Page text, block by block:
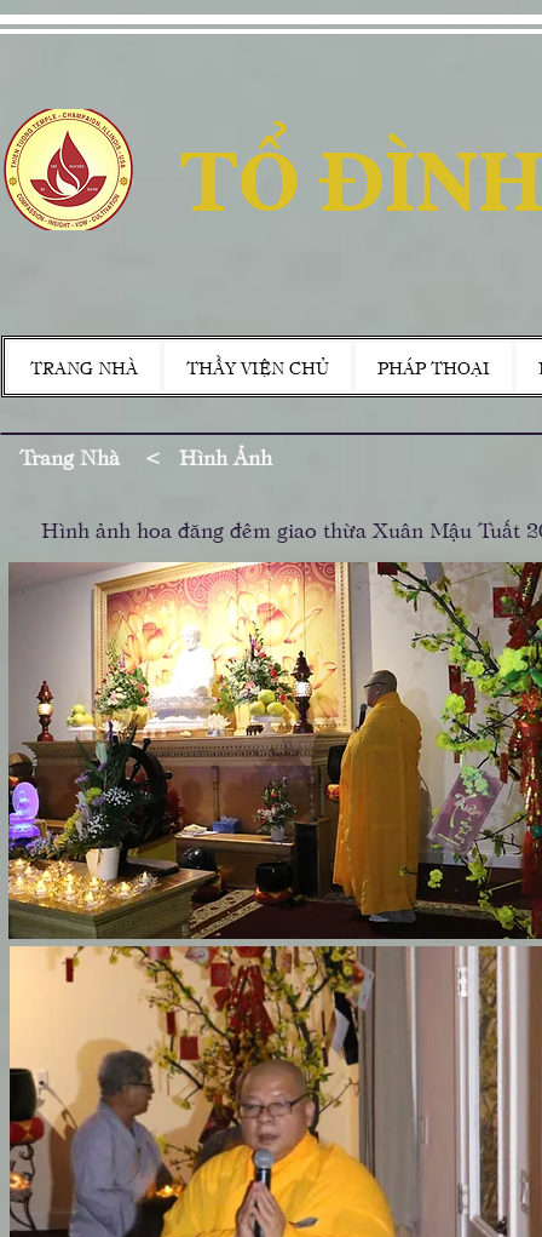
TỔ
TRANG NHÀ THẦY VIỆN CHỦ PHÁP THOẠI
Trang Nhà < Hình Ảnh
Hình ảnh hoa đăng đêm giao thừa Xuân Mậu Tuất
Hình Ảnh